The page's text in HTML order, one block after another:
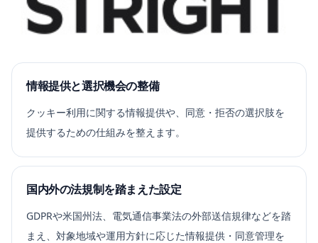
情報提供と選択機会の整備
クッキー利用に関する情報提供や、同意・拒否の選択肢を
提供するための仕組みを整えます。
国内外の法規制を踏まえた設定
GDPRや米国州法、電気通信事業法の外部送信規律などを踏
まえ、対象地域や運用方針に応じた情報提供・同意管理を